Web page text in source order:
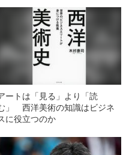
ートは「見る」より「読
」 西洋美術の知識はビジネ
に役立つのか